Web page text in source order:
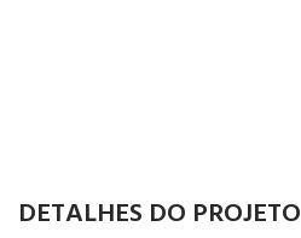
DETALHES DO PROJETO